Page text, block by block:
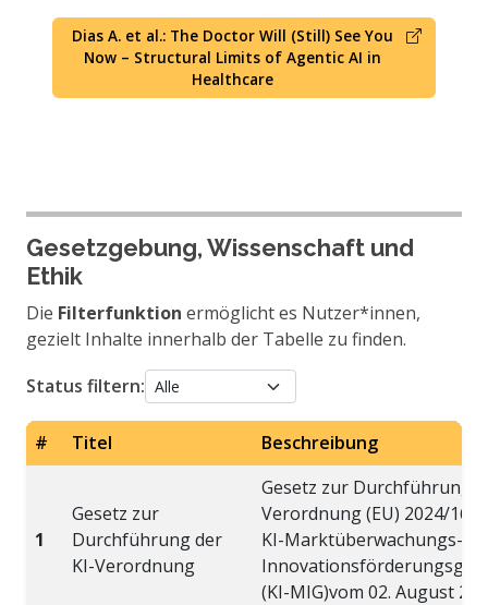
Dias A. et al.: The Doctor Will (Still) See You
Now – Structural Limits of Agentic AI in
Healthcare
Gesetzgebung, Wissenschaft und
Ethik
Die Filterfunktion ermöglicht es Nutzer*innen,
gezielt Inhalte innerhalb der Tabelle zu finden.
Status filtern:
# Titel Beschreibung
1
Gesetz zur
Durchführung der
KI-Verordnung
Gesetz zur Durchführung
Verordnung (EU) 2024/
KI-Marktüberwachungs-
(KI-MIG)vom 02. August